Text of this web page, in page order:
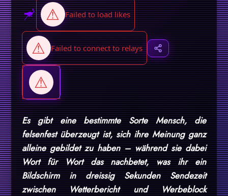
Es gibt eine bestimmte Sorte Mensch, die
felsenfest überzeugt ist, sich ihre Meinung ganz
alleine gebildet zu haben – während sie dabei
Wort für Wort das nachbetet, was ihr ein
Bildschirm in dreissig Sekunden Sendezeit
zwischen Wetterbericht und Werbeblock